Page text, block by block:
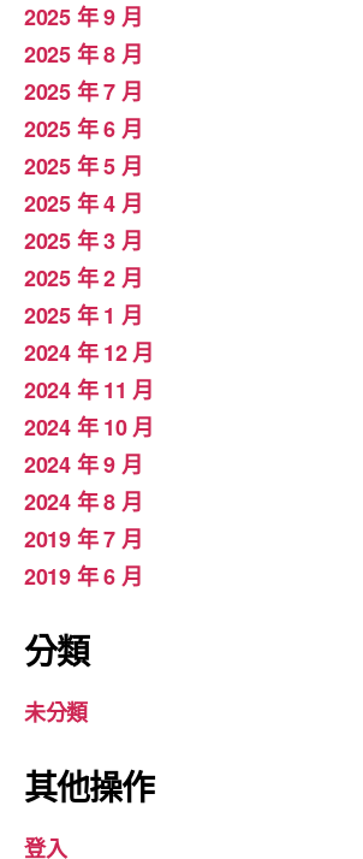
2025 年 9 月
2025 年 8 月
2025 年 7 月
2025 年 6 月
2025 年 5 月
2025 年 4 月
2025 年 3 月
2025 年 2 月
2025 年 1 月
2024 年 12 月
2024 年 11 月
2024 年 10 月
2024 年 9 月
2024 年 8 月
2019 年 7 月
2019 年 6 月
分類
未分類
其他操作
登入